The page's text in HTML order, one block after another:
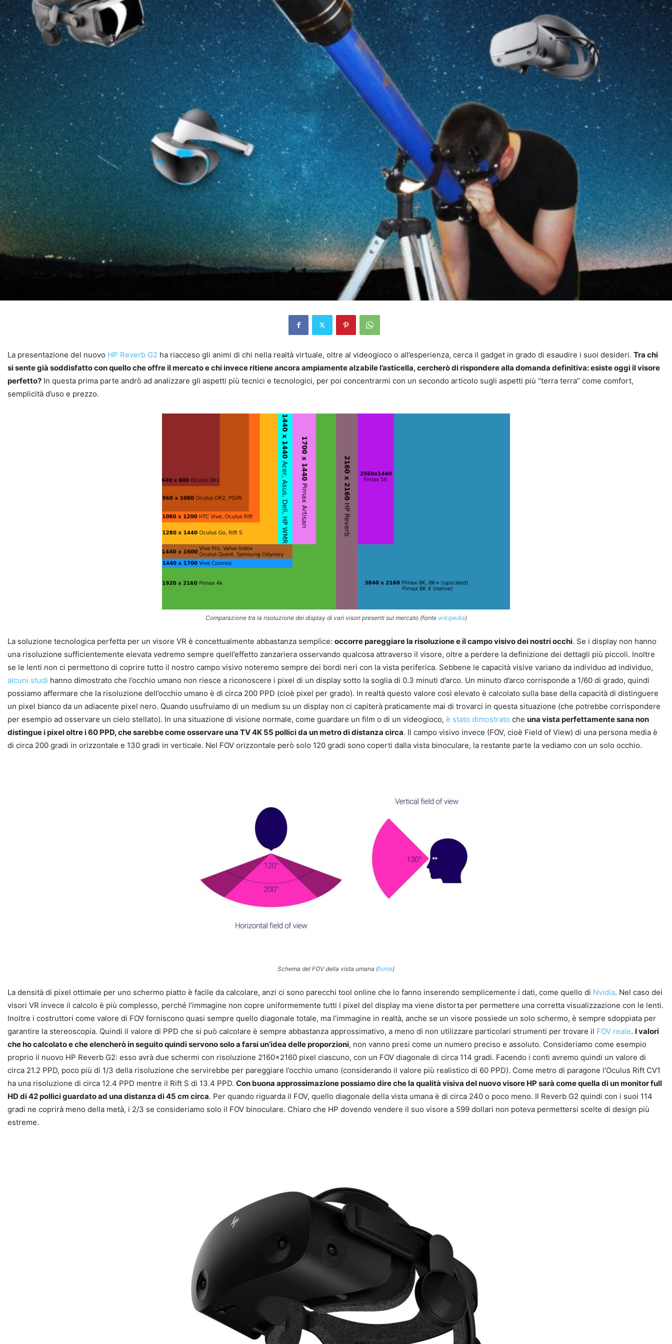
La presentazione del nuovo HP Reverb G2 ha riacceso gli animi di chi nella realtà virtuale, oltre al videogioco o all’esperienza, cerca il gadget in grado di esaudire i suoi desideri. Tra chi
si sente già soddisfatto con quello che offre il mercato e chi invece ritiene ancora ampiamente alzabile l’asticella, cercherò di rispondere alla domanda definitiva: esiste oggi il visore
perfetto? In questa prima parte andrò ad analizzare gli aspetti più tecnici e tecnologici, per poi concentrarmi con un secondo articolo sugli aspetti più “terra terra” come comfort,
semplicità d’uso e prezzo.
Comparazione tra la risoluzione dei display di vari visori presenti sul mercato (fonte wikipedia)
La soluzione tecnologica perfetta per un visore VR è concettualmente abbastanza semplice: occorre pareggiare la risoluzione e il campo visivo dei nostri occhi. Se i display non hanno
una risoluzione sufficientemente elevata vedremo sempre quell’effetto zanzariera osservando qualcosa attraverso il visore, oltre a perdere la definizione dei dettagli più piccoli. Inoltre
se le lenti non ci permettono di coprire tutto il nostro campo visivo noteremo sempre dei bordi neri con la vista periferica. Sebbene le capacità visive variano da individuo ad individuo,
alcuni studi hanno dimostrato che l’occhio umano non riesce a riconoscere i pixel di un display sotto la soglia di 0.3 minuti d’arco. Un minuto d’arco corrisponde a 1/60 di grado, quindi
possiamo affermare che la risoluzione dell’occhio umano è di circa 200 PPD (cioè pixel per grado). In realtà questo valore così elevato è calcolato sulla base della capacità di distinguere
un pixel bianco da un adiacente pixel nero. Quando usufruiamo di un medium su un display non ci capiterà praticamente mai di trovarci in questa situazione (che potrebbe corrispondere
per esempio ad osservare un cielo stellato). In una situazione di visione normale, come guardare un film o di un videogioco, è stato dimostrato che una vista perfettamente sana non
distingue i pixel oltre i 60 PPD, che sarebbe come osservare una TV 4K 55 pollici da un metro di distanza circa. Il campo visivo invece (FOV, cioè Field of View) di una persona media è
di circa 200 gradi in orizzontale e 130 gradi in verticale. Nel FOV orizzontale però solo 120 gradi sono coperti dalla vista binoculare, la restante parte la vediamo con un solo occhio.
Schema del FOV della vista umana (fonte)
La densità di pixel ottimale per uno schermo piatto è facile da calcolare, anzi ci sono parecchi tool online che lo fanno inserendo semplicemente i dati, come quello di Nvidia. Nel caso dei
visori VR invece il calcolo è più complesso, perché l’immagine non copre uniformemente tutti i pixel del display ma viene distorta per permettere una corretta visualizzazione con le lenti.
Inoltre i costruttori come valore di FOV forniscono quasi sempre quello diagonale totale, ma l’immagine in realtà, anche se un visore possiede un solo schermo, è sempre sdoppiata per
garantire la stereoscopia. Quindi il valore di PPD che si può calcolare è sempre abbastanza approssimativo, a meno di non utilizzare particolari strumenti per trovare il FOV reale. I valori
che ho calcolato e che elencherò in seguito quindi servono solo a farsi un’idea delle proporzioni, non vanno presi come un numero preciso e assoluto. Consideriamo come esempio
proprio il nuovo HP Reverb G2: esso avrà due schermi con risoluzione 2160×2160 pixel ciascuno, con un FOV diagonale di circa 114 gradi. Facendo i conti avremo quindi un valore di
circa 21.2 PPD, poco più di 1/3 della risoluzione che servirebbe per pareggiare l’occhio umano (considerando il valore più realistico di 60 PPD). Come metro di paragone l’Oculus Rift CV1
ha una risoluzione di circa 12.4 PPD mentre il Rift S di 13.4 PPD. Con buona approssimazione possiamo dire che la qualità visiva del nuovo visore HP sarà come quella di un monitor full
HD di 42 pollici guardato ad una distanza di 45 cm circa. Per quando riguarda il FOV, quello diagonale della vista umana è di circa 240 o poco meno. Il Reverb G2 quindi con i suoi 114
gradi ne coprirà meno della metà, i 2/3 se consideriamo solo il FOV binoculare. Chiaro che HP dovendo vendere il suo visore a 599 dollari non poteva permettersi scelte di design più
estreme.